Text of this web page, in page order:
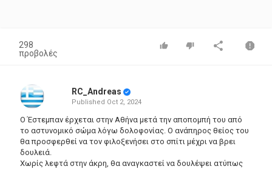
298
προβολές
RC_Andreas
Published Oct 2, 2024
Ο Έστεμπαν έρχεται στην Αθήνα μετά την αποπομπή του από
το αστυνομικό σώμα λόγω δολοφονίας. Ο ανάπηρος θείος του
θα προσφερθεί να τον φιλοξενήσει στο σπίτι μέχρι να βρει
δουλειά.
Χωρίς λεφτά στην άκρη, θα αναγκαστεί να δουλέψει ατύπως